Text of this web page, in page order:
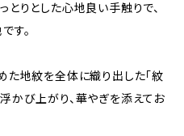
とりとした心地良い手触りで、
す。
た地紋を全体に織り出した「紋
かび上がり、華やぎを添えてお